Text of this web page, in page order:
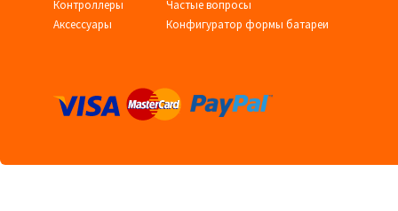
Контроллеры
Аксессуары
Частые вопросы
Конфигуратор формы батареи